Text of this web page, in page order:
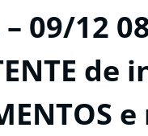
– 09/12